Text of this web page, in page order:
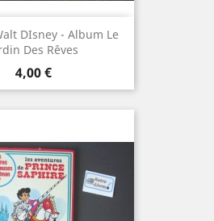
DIsney - Album Le
Des Rêves
Prix
4,00 €